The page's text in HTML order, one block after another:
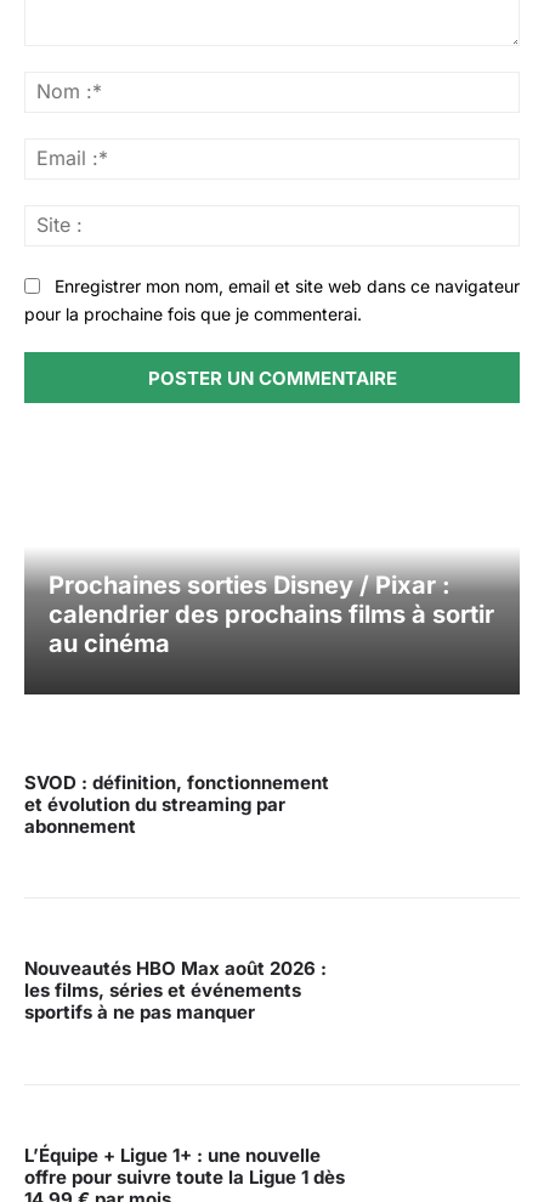
Enregistrer mon nom, email et site web dans ce navigateur
pour la prochaine fois que je commenterai.
Prochaines sorties Disney / Pixar :
calendrier des prochains films à sortir
au cinéma
SVOD : définition, fonctionnement
et évolution du streaming par
abonnement
Nouveautés HBO Max août 2026 :
les films, séries et événements
sportifs à ne pas manquer
L’Équipe + Ligue 1+ : une nouvelle
offre pour suivre toute la Ligue 1 dès